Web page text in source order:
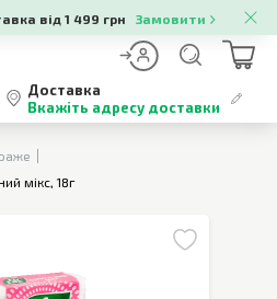
від 1 499 грн Замовити
Доставка
Вкажіть адресу доставки
мікс, 18г